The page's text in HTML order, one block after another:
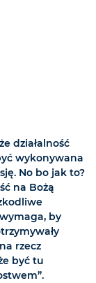
działalność
wykonywana
No bo jak to?
na Bożą
by
rzecz
być tu